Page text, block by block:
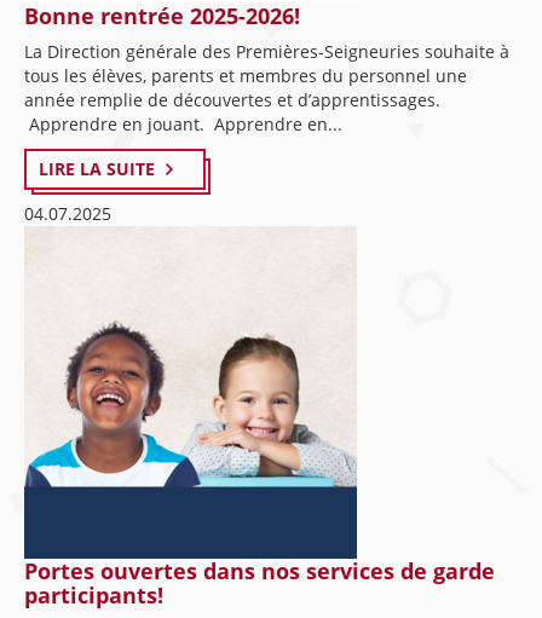
Bonne rentrée 2025-2026!
La Direction générale des Premières-Seigneuries souhaite à
tous les élèves, parents et membres du personnel une
année remplie de découvertes et d’apprentissages.
Apprendre en jouant. Apprendre en...
LIRE LA SUITE
04.07.2025
Portes ouvertes dans nos services de garde
participants!